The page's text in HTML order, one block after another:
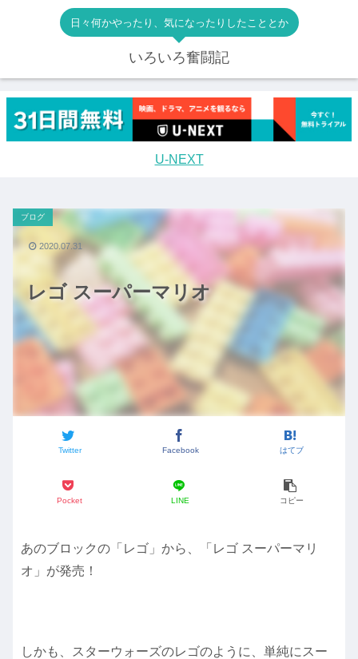
日々何かやったり、気になったりしたこととか
いろいろ奮闘記
U-NEXT
レゴ スーパーマリオ
ブログ
Twitter Facebook はてブ
Pocket LINE コピー
2020.07.31
あのブロックの「レゴ」から、「レゴ スーパーマリ
オ」が発売！
しかも、スターウォーズのレゴのように、単純にスー